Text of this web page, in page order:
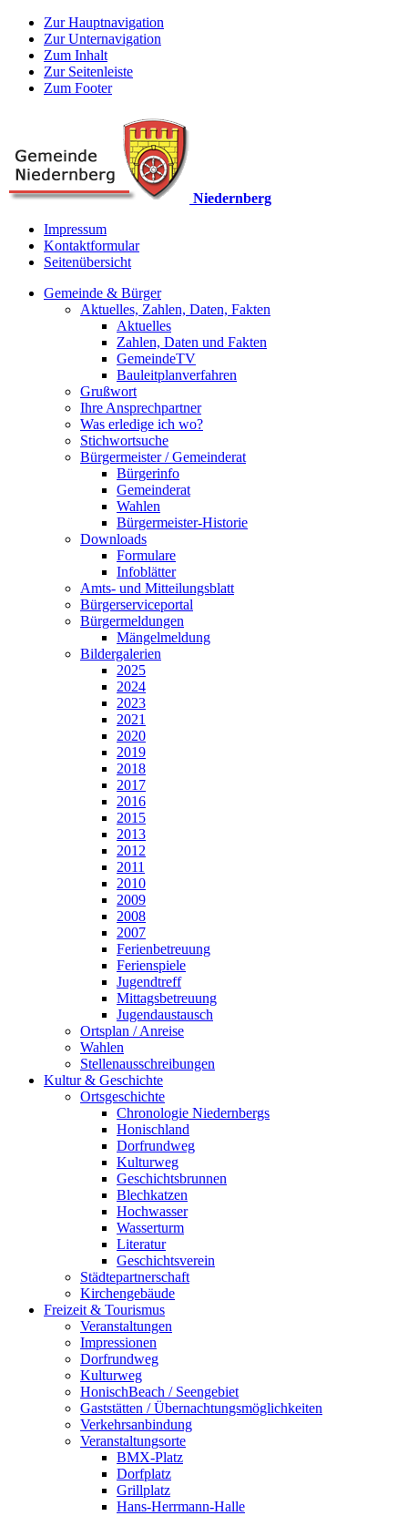
Zur Hauptnavigation
Zur Unternavigation
Zum Inhalt
Zur Seitenleiste
Zum Footer
Niedernberg
Impressum
Kontaktformular
Seitenübersicht
Gemeinde & Bürger
Aktuelles, Zahlen, Daten, Fakten
Aktuelles
Zahlen, Daten und Fakten
GemeindeTV
Bauleitplanverfahren
Grußwort
Ihre Ansprechpartner
Was erledige ich wo?
Stichwortsuche
Bürgermeister / Gemeinderat
Bürgerinfo
Gemeinderat
Wahlen
Bürgermeister-Historie
Downloads
Formulare
Infoblätter
Amts- und Mitteilungsblatt
Bürgerserviceportal
Bürgermeldungen
Mängelmeldung
Bildergalerien
2025
2024
2023
2021
2020
2019
2018
2017
2016
2015
2013
2012
2011
2010
2009
2008
2007
Ferienbetreuung
Ferienspiele
Jugendtreff
Mittagsbetreuung
Jugendaustausch
Ortsplan / Anreise
Wahlen
Stellenausschreibungen
Kultur & Geschichte
Ortsgeschichte
Chronologie Niedernbergs
Honischland
Dorfrundweg
Kulturweg
Geschichtsbrunnen
Blechkatzen
Hochwasser
Wasserturm
Literatur
Geschichtsverein
Städtepartnerschaft
Kirchengebäude
Freizeit & Tourismus
Veranstaltungen
Impressionen
Dorfrundweg
Kulturweg
HonischBeach / Seengebiet
Gaststätten / Übernachtungsmöglichkeiten
Verkehrsanbindung
Veranstaltungsorte
BMX-Platz
Dorfplatz
Grillplatz
Hans-Herrmann-Halle